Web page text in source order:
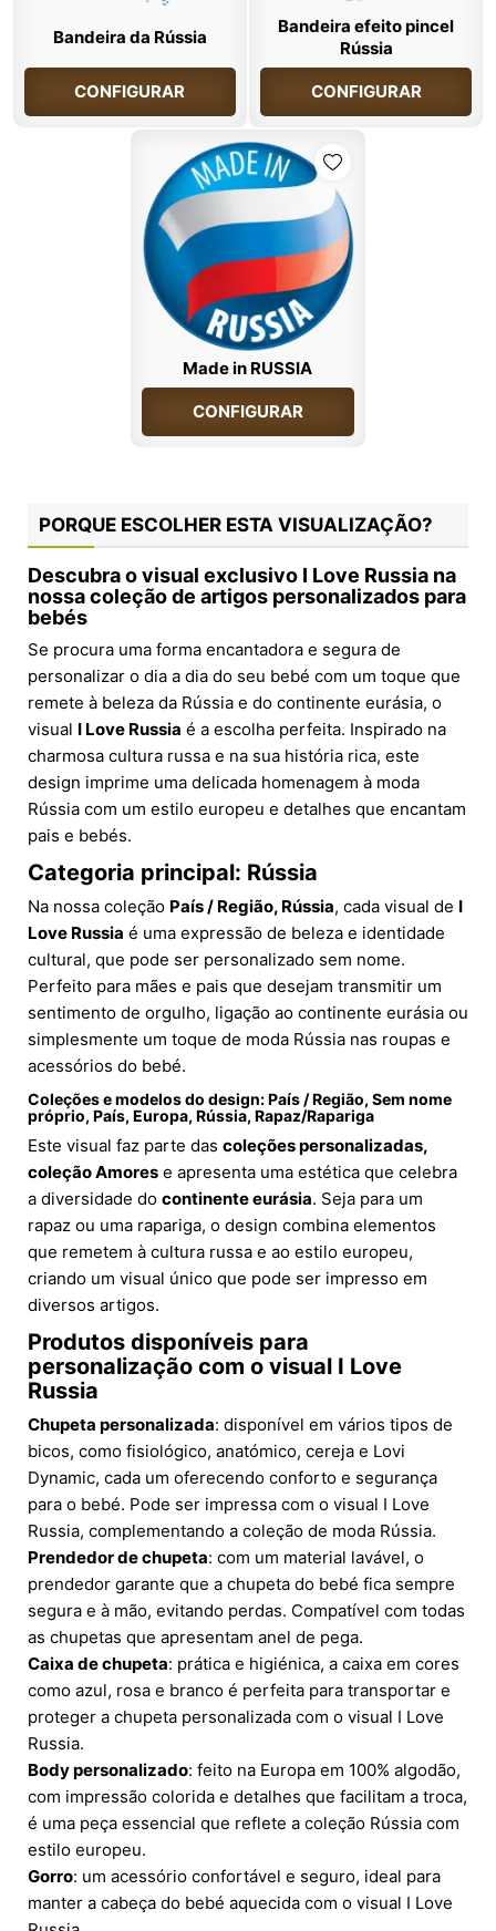
Bandeira da Rússia
CONFIGURAR
Bandeira efeito pincel
Rússia
CONFIGURAR
Made in RUSSIA
CONFIGURAR
PORQUE ESCOLHER ESTA VISUALIZAÇÃO?
Descubra o visual exclusivo I Love Russia na
nossa coleção de artigos personalizados para
bebés
Se procura uma forma encantadora e segura de
personalizar o dia a dia do seu bebé com um toque que
remete à beleza da Rússia e do continente eurásia, o
visual I Love Russia é a escolha perfeita. Inspirado na
charmosa cultura russa e na sua história rica, este
design imprime uma delicada homenagem à moda
Rússia com um estilo europeu e detalhes que encantam
pais e bebés.
Categoria principal: Rússia
Na nossa coleção País / Região, Rússia, cada visual de I
Love Russia é uma expressão de beleza e identidade
cultural, que pode ser personalizado sem nome.
Perfeito para mães e pais que desejam transmitir um
sentimento de orgulho, ligação ao continente eurásia ou
simplesmente um toque de moda Rússia nas roupas e
acessórios do bebé.
Coleções e modelos do design: País / Região, Sem nome
próprio, País, Europa, Rússia, Rapaz/Rapariga
Este visual faz parte das coleções personalizadas,
coleção Amores e apresenta uma estética que celebra
a diversidade do continente eurásia. Seja para um
rapaz ou uma rapariga, o design combina elementos
que remetem à cultura russa e ao estilo europeu,
criando um visual único que pode ser impresso em
diversos artigos.
Produtos disponíveis para
personalização com o visual I Love
Russia
Chupeta personalizada: disponível em vários tipos de
bicos, como fisiológico, anatómico, cereja e Lovi
Dynamic, cada um oferecendo conforto e segurança
para o bebé. Pode ser impressa com o visual I Love
Russia, complementando a coleção de moda Rússia.
Prendedor de chupeta: com um material lavável, o
prendedor garante que a chupeta do bebé fica sempre
segura e à mão, evitando perdas. Compatível com todas
as chupetas que apresentam anel de pega.
Caixa de chupeta: prática e higiénica, a caixa em cores
como azul, rosa e branco é perfeita para transportar e
proteger a chupeta personalizada com o visual I Love
Russia.
Body personalizado: feito na Europa em 100% algodão,
com impressão colorida e detalhes que facilitam a troca,
é uma peça essencial que reflete a coleção Rússia com
estilo europeu.
Gorro: um acessório confortável e seguro, ideal para
manter a cabeça do bebé aquecida com o visual I Love